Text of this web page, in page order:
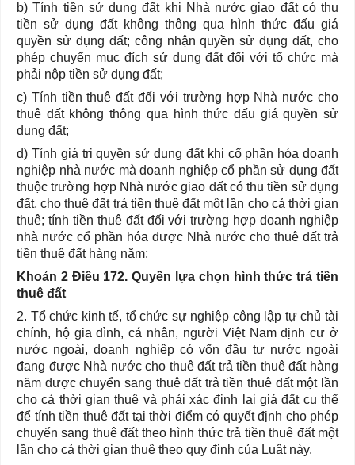
b) Tính tiền sử dụng đất khi Nhà nước giao đất có thu
tiền sử dụng đất không thông qua hình thức đấu giá
quyền sử dụng đất; công nhận quyền sử dụng đất, cho
phép chuyển mục đích sử dụng đất đối với tổ chức mà
phải nộp tiền sử dụng đất;
c) Tính tiền thuê đất đối với trường hợp Nhà nước cho
thuê đất không thông qua hình thức đấu giá quyền sử
dụng đất;
d) Tính giá trị quyền sử dụng đất khi cổ phần hóa doanh
nghiệp nhà nước mà doanh nghiệp cổ phần sử dụng đất
thuộc trường hợp Nhà nước giao đất có thu tiền sử dụng
đất, cho thuê đất trả tiền thuê đất một lần cho cả thời gian
thuê; tính tiền thuê đất đối với trường hợp doanh nghiệp
nhà nước cổ phần hóa được Nhà nước cho thuê đất trả
tiền thuê đất hàng năm;
Khoản 2 Điều 172. Quyền lựa chọn hình thức trả tiền
thuê đất
2. Tổ chức kinh tế, tổ chức sự nghiệp công lập tự chủ tài
chính, hộ gia đình, cá nhân, người Việt Nam định cư ở
nước ngoài, doanh nghiệp có vốn đầu tư nước ngoài
đang được Nhà nước cho thuê đất trả tiền thuê đất hàng
năm được chuyển sang thuê đất trả tiền thuê đất một lần
cho cả thời gian thuê và phải xác định lại giá đất cụ thể
để tính tiền thuê đất tại thời điểm có quyết định cho phép
chuyển sang thuê đất theo hình thức trả tiền thuê đất một
lần cho cả thời gian thuê theo quy định của Luật này.